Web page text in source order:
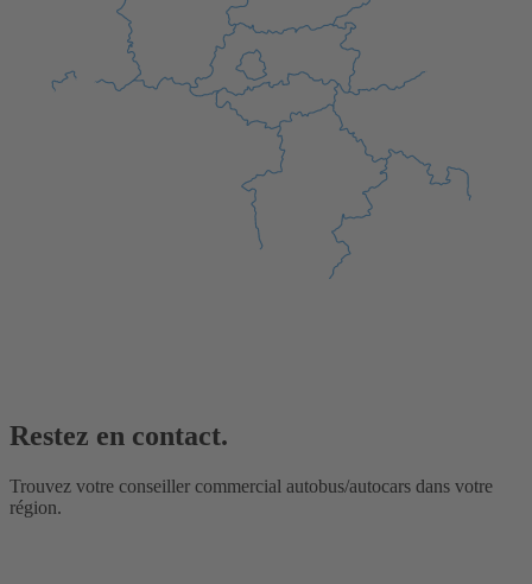
Restez en contact.
Trouvez votre conseiller commercial autobus/autocars dans votre
région.